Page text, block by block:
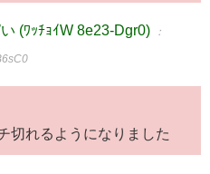
(ﾜｯﾁｮｲW 8e23-Dgr0) ：
切れるようになりました